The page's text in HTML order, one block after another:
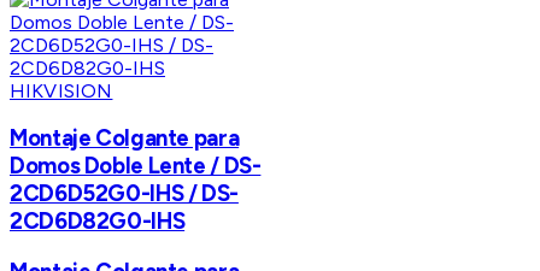
HIKVISION
Montaje Colgante para
Domos Doble Lente / DS-
2CD6D52G0-IHS / DS-
2CD6D82G0-IHS